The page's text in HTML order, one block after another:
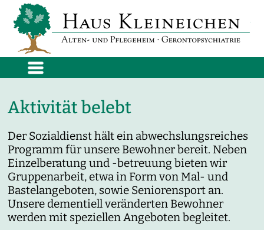
Aktivität belebt
Der Sozialdienst hält ein abwechslungsreiches
Programm für unsere Bewohner bereit. Neben
Einzelberatung und -betreuung bieten wir
Gruppenarbeit, etwa in Form von Mal- und
Bastelangeboten, sowie Seniorensport an.
Unsere dementiell veränderten Bewohner
werden mit speziellen Angeboten begleitet.